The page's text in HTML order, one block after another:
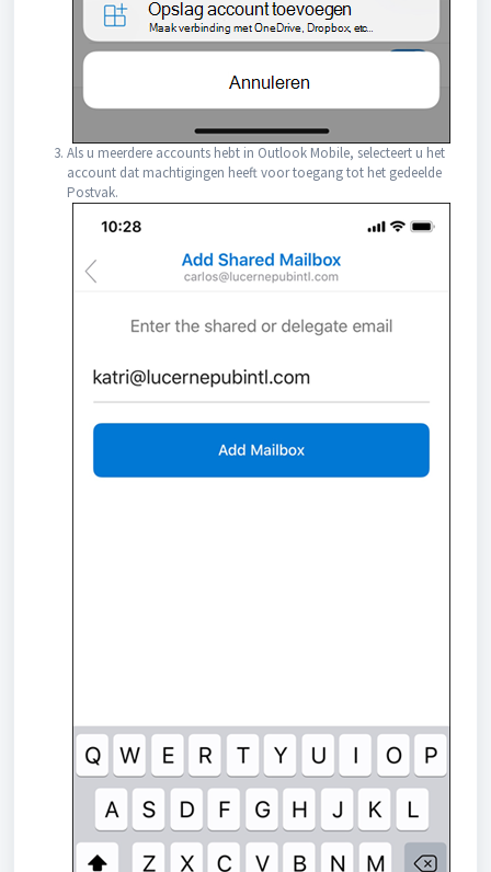
Als u meerdere accounts hebt in Outlook Mobile, selecteert u het
account dat machtigingen heeft voor toegang tot het gedeelde
Postvak.